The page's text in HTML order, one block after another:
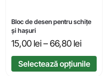
Bloc de desen pentru schițe
și hașuri
15,00 lei–66,80 lei
Selectează opțiunile